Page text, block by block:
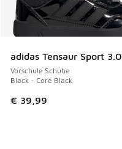
adidas Tensaur Sport 3.0
Vorschule Schuhe
Black - Core Black
€ 39,99